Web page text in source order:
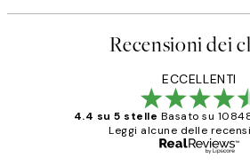
Recensioni dei
ECCELLENTI
4.4 su 5 stelle Basato su
Leggi alcune delle